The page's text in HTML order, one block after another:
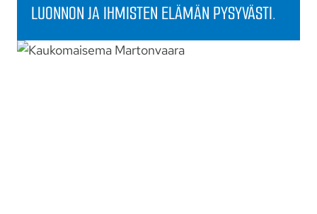
LUONNON JA IHMISTEN ELÄMÄN PYSYVÄSTI.